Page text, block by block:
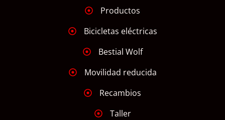
Productos
Bicicletas eléctricas
Bestial Wolf
Movilidad reducida
Recambios
Taller